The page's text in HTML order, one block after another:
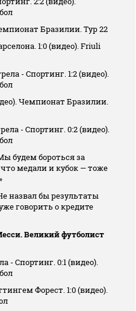
Бразилии. Тур 22
1:0 (видео). Friuli
- Спортинг. 1:2 (видео).
Чемпионат Бразилии.
- Спортинг. 0:2 (видео).
будем бороться за
медали и кубок — тоже
назвал бы результаты
говорить о кредите
Великий футболист
- Спортинг. 0:1 (видео).
Форест. 1:0 (видео).